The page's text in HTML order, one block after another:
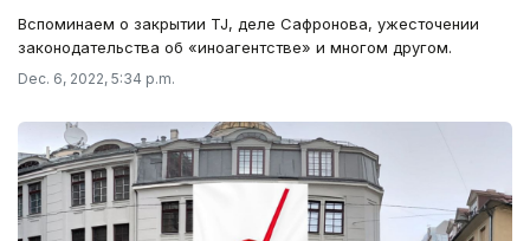
Вспоминаем о закрытии TJ, деле Сафронова, ужесточении
законодательства об «иноагентстве» и многом другом.
Dec. 6, 2022, 5:34 p.m.